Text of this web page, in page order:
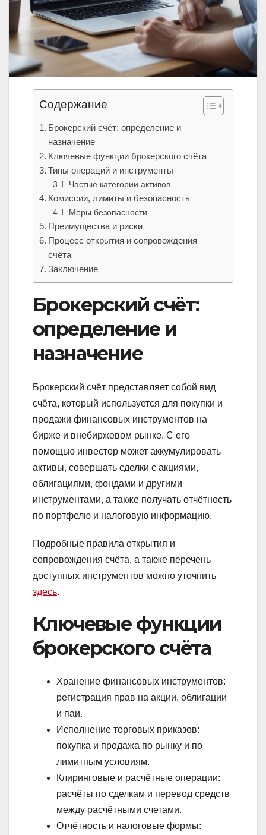
Содержание
Брокерский счёт: определение и
назначение
Ключевые функции брокерского счёта
Типы операций и инструменты
Частые категории активов
Комиссии, лимиты и безопасность
Меры безопасности
Преимущества и риски
Процесс открытия и сопровождения
счёта
Заключение
Брокерский счёт:
определение и
назначение
Брокерский счёт представляет собой вид
счёта, который используется для покупки и
продажи финансовых инструментов на
бирже и внебиржевом рынке. С его
помощью инвестор может аккумулировать
активы, совершать сделки с акциями,
облигациями, фондами и другими
инструментами, а также получать отчётность
по портфелю и налоговую информацию.
Подробные правила открытия и
сопровождения счёта, а также перечень
доступных инструментов можно уточнить
здесь.
Ключевые функции
брокерского счёта
Хранение финансовых инструментов:
регистрация прав на акции, облигации
и паи.
Исполнение торговых приказов:
покупка и продажа по рынку и по
лимитным условиям.
Клиринговые и расчётные операции:
расчёты по сделкам и перевод средств
между расчётными счетами.
Отчётность и налоговые формы: